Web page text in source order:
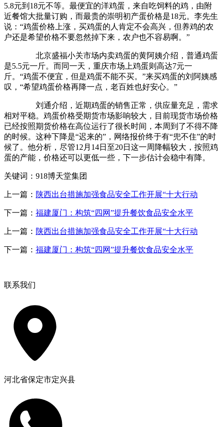
5.8元到18元不等。最便宜的洋鸡蛋，来自吃饲料的鸡，由附
近餐馆大批量订购，而最贵的崇明初产蛋价格是18元。李先生
说：“鸡蛋价格上涨，买鸡蛋的人肯定不会高兴，但养鸡的农
户还是希望价格不要忽然掉下来，农户也不容易啊。”
北京盛福小关市场内卖鸡蛋的黄阿姨介绍，普通鸡蛋
是5.5元一斤。而同一天，重庆市场上鸡蛋则高达7元一
斤。“鸡蛋不便宜，但是鸡蛋不能不买。”来买鸡蛋的刘阿姨感
叹，“希望鸡蛋价格再降一点，老百姓也好安心。”
刘通介绍，近期鸡蛋的销售正常，供应量充足，需求
相对平稳。鸡蛋价格受期货市场影响较大，目前现货市场价格
已经按照期货价格在高位运行了很长时间，本周到了不得不降
的时候。这种下降是“迟来的”，网络报价终于有“兜不住”的时
候了。他分析，尽管12月14日至20日这一周降幅较大，按照鸡
蛋的产能，价格还可以更低一些，下一步估计会稳中有降。
关键词：918博天堂集团
上一篇： 陕西出台措施加强食品安全工作开展“十大行动
下一篇： 福建厦门：构筑“四网”提升餐饮食品安全水平
上一篇： 陕西出台措施加强食品安全工作开展“十大行动
下一篇： 福建厦门：构筑“四网”提升餐饮食品安全水平
联系我们
河北省保定市定兴县